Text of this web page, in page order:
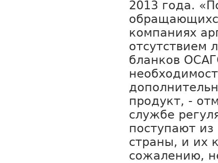
2013 года.
компаниях
отсутствием
бланков
продукт, -
службе
поступают
страны, и их
сожалению,